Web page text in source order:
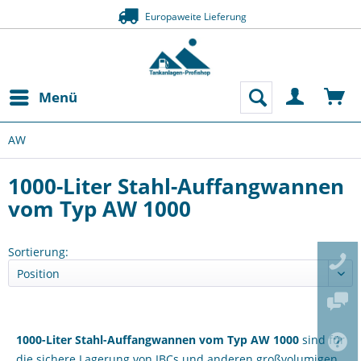
Europaweite Lieferung
Menü
AW
1000-Liter Stahl-Auffangwannen
vom Typ AW 1000
Sortierung:
1000-Liter Stahl-Auffangwannen vom Typ AW 1000 sind für